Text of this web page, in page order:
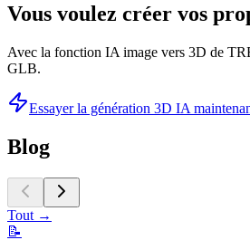
Vous voulez créer vos
Avec la fonction IA image vers 3D de
GLB.
Essayer la génération 3D IA
Blog
Tout →
📝